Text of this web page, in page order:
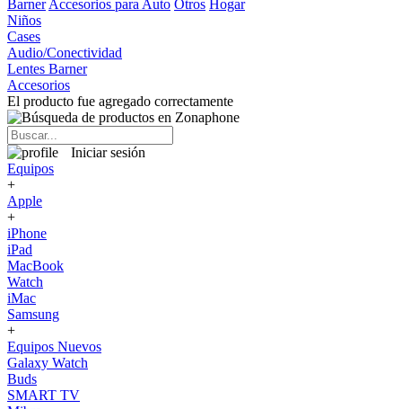
Barner Accesorios para Auto Otros Hogar
Niños
Cases
Audio/Conectividad
Lentes Barner
Accesorios
El producto fue agregado correctamente
Iniciar sesión
Equipos
+
Apple
+
iPhone
iPad
MacBook
Watch
iMac
Samsung
+
Equipos Nuevos
Galaxy Watch
Buds
SMART TV